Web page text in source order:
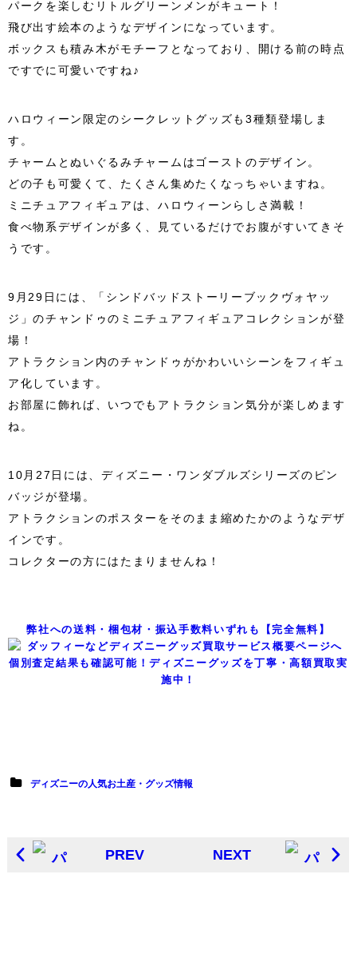
パークを楽しむリトルグリーンメンがキュート！
飛び出す絵本のようなデザインになっています。
ボックスも積み木がモチーフとなっており、開ける前の時点
ですでに可愛いですね♪
ハロウィーン限定のシークレットグッズも3種類登場しま
す。
チャームとぬいぐるみチャームはゴーストのデザイン。
どの子も可愛くて、たくさん集めたくなっちゃいますね。
ミニチュアフィギュアは、ハロウィーンらしさ満載！
食べ物系デザインが多く、見ているだけでお腹がすいてきそ
うです。
9月29日には、「シンドバッドストーリーブックヴォヤッ
ジ」のチャンドゥのミニチュアフィギュアコレクションが登
場！
アトラクション内のチャンドゥがかわいいシーンをフィギュ
ア化しています。
お部屋に飾れば、いつでもアトラクション気分が楽しめます
ね。
10月27日には、ディズニー・ワンダブルズシリーズのピン
バッジが登場。
アトラクションのポスターをそのまま縮めたかのようなデザ
インです。
コレクターの方にはたまりませんね！
弊社への送料・梱包材・振込手数料いずれも【完全無料】
個別査定結果も確認可能！ディズニーグッズを丁寧・高額買取実
施中！
ディズニーの人気お土産・グッズ情報
PREV NEXT